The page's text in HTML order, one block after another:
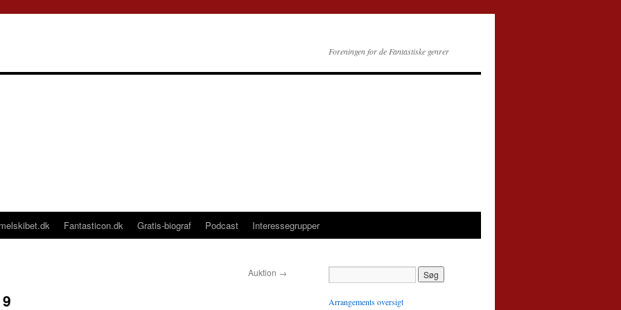
Foreningen for de Fantastiske genrer
Fantasticon.dk Gratis-biograf Podcast Interessegrupper
Auktion →
Arrangements oversigt